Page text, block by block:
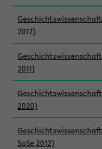
2012)
2011)
2020)
SoSe 2012)